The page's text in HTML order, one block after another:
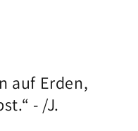
auf Erden,
- /J.